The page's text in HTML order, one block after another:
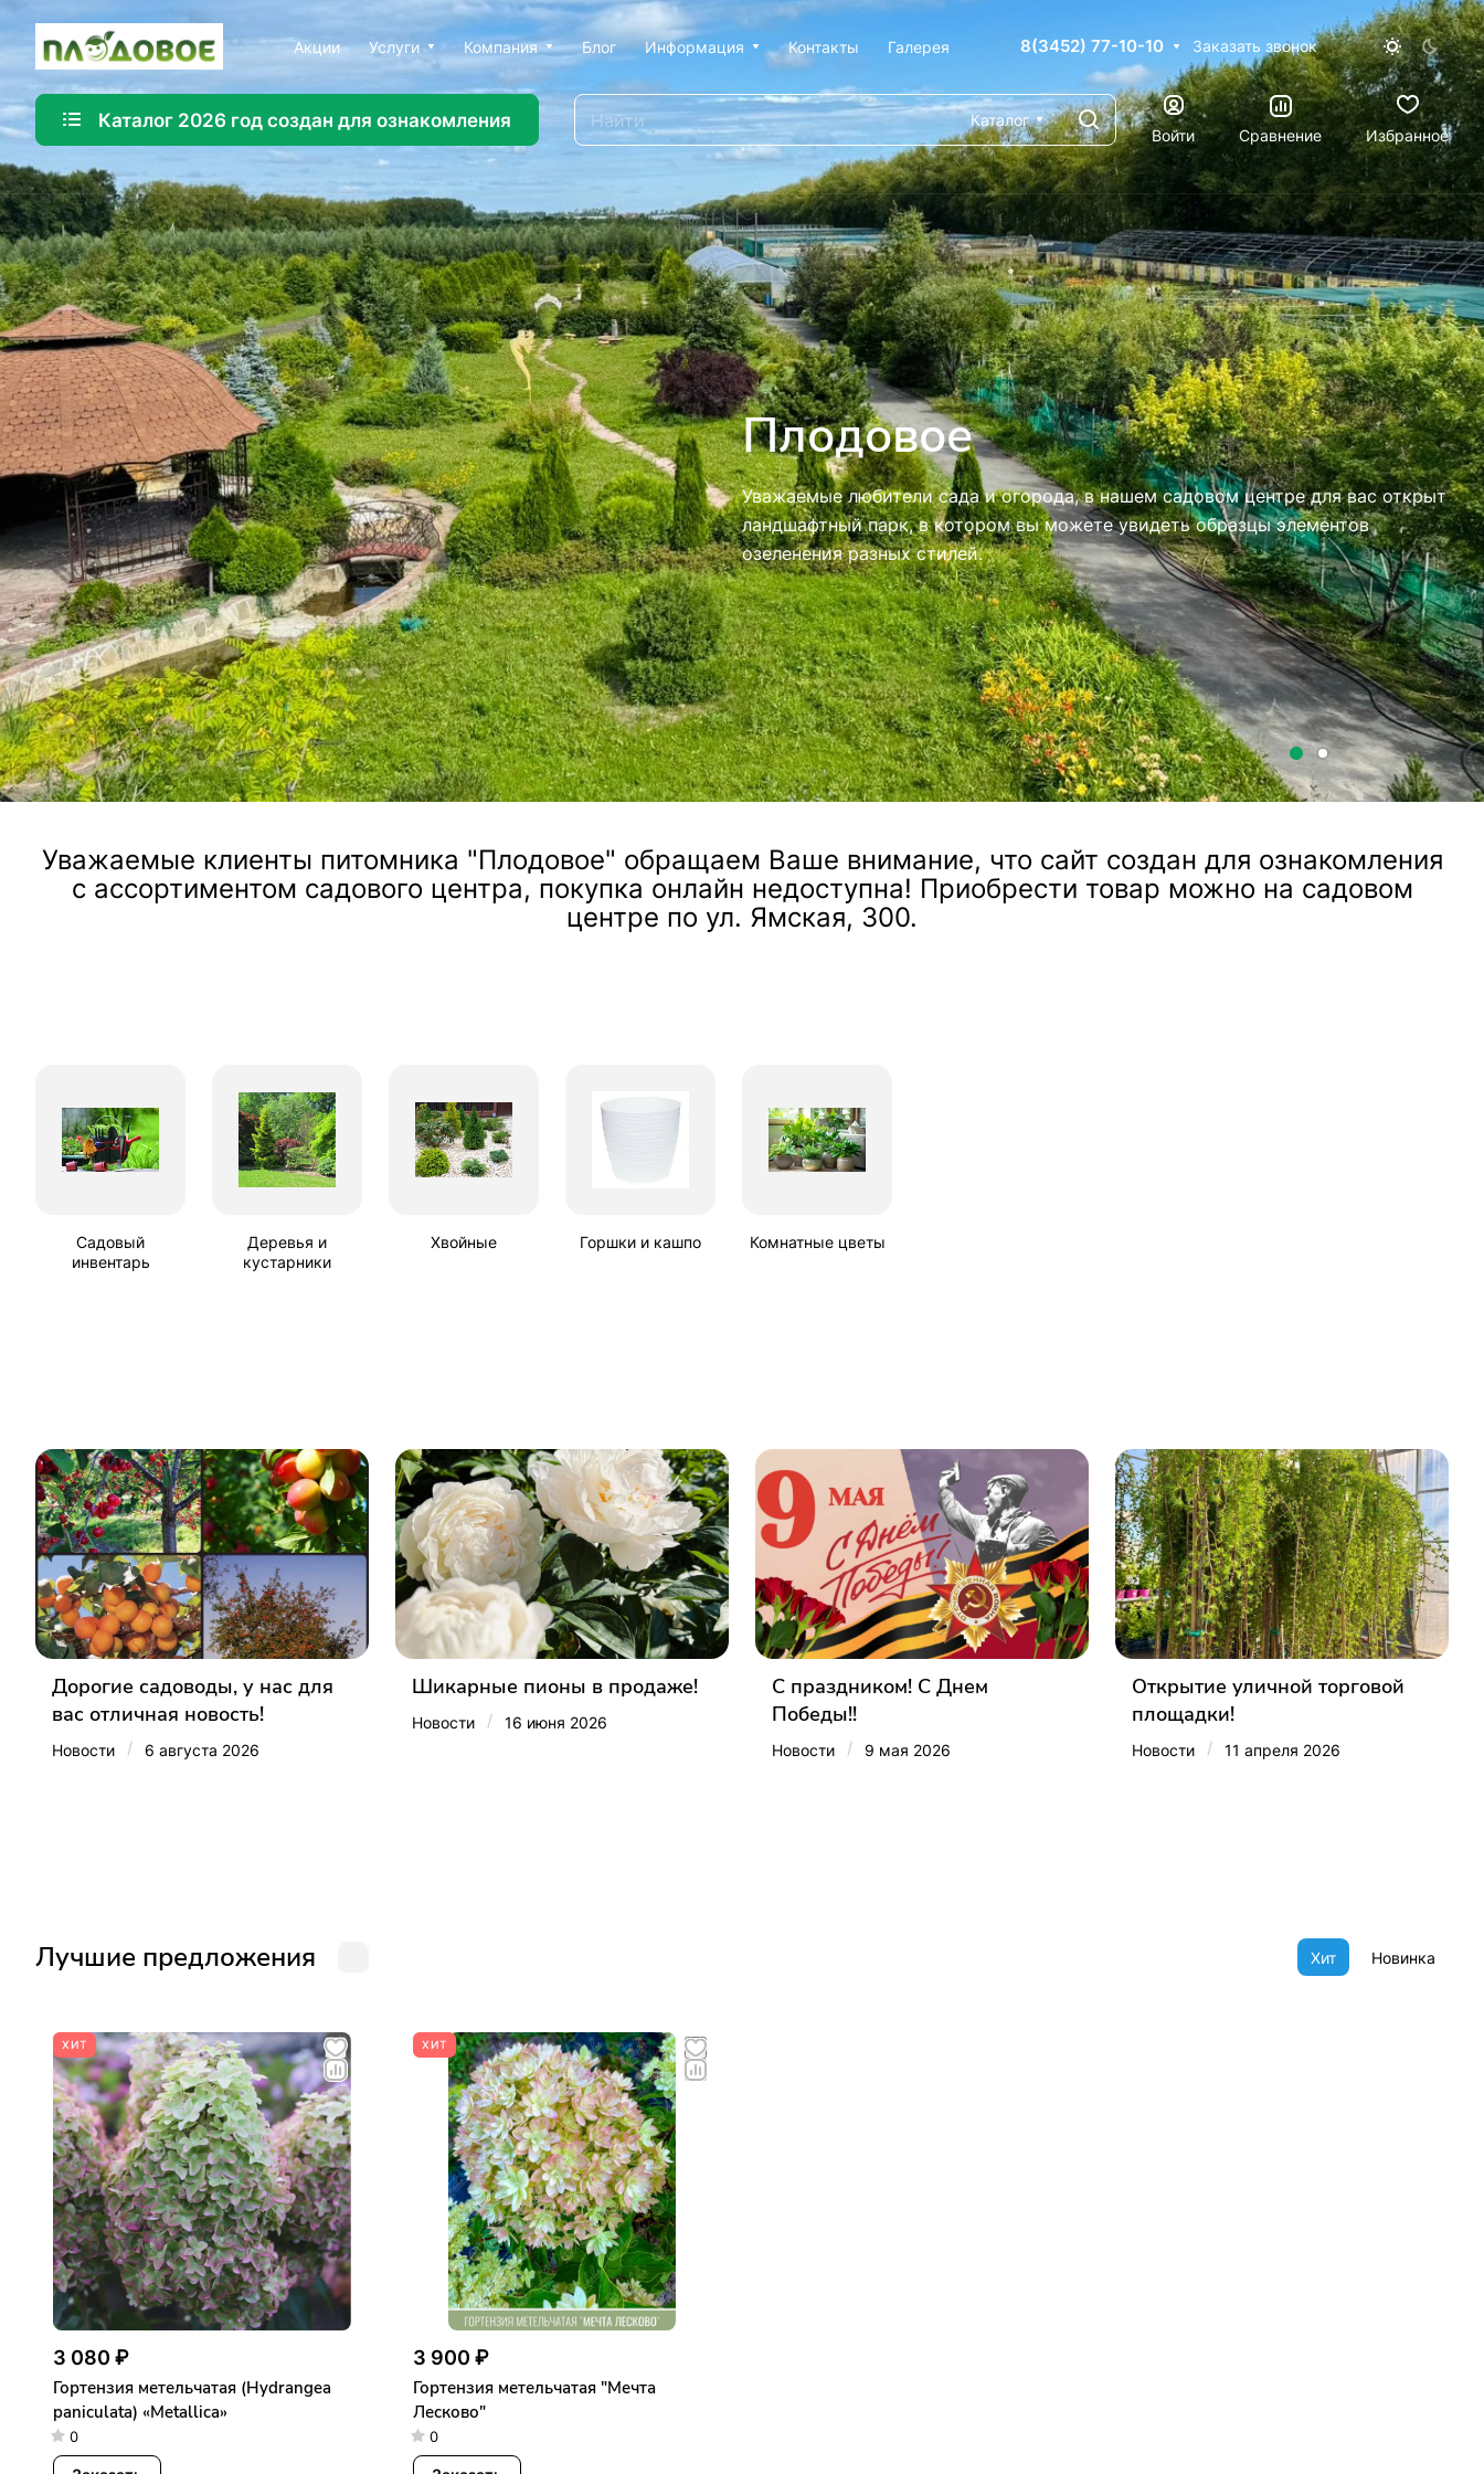
Акции Услуги Компания Блог Информация Контакты Галерея 8(3452) 77-10-10 Заказать звонок
Каталог 2026 год создан для ознакомления
Каталог
Войти
Сравнение Избранное
Озеленение
Создайте красивую и экологичную среду с помощью профессионального
ландшафтного дизайна, посадки и ухода за растениями.
Посмотреть услугу
Уважаемые клиенты питомника "Плодовое" обращаем Ваше внимание, что сайт создан для ознакомления
с ассортиментом садового центра, покупка онлайн недоступна! Приобрести товар можно на садовом
центре по ул. Ямская, 300.
Садовый
инвентарь
Деревья и
кустарники
Хвойные Горшки и кашпо Комнатные цветы
Дорогие садоводы, у нас для
вас отличная новость!
Новости / 6 августа 2026
Шикарные пионы в продаже!
Новости / 16 июня 2026
С праздником! С Днем
Победы!!
Новости / 9 мая 2026
Открытие уличной торговой
площадки!
Новости / 11 апреля 2026
Лучшие предложения Хит Новинка
ХИТ
3 080 ₽
Гортензия метельчатая (Hydrangea
paniculata) «Metallica»
0
ХИТ
3 900 ₽
Гортензия метельчатая "Мечта
Лесково"
0